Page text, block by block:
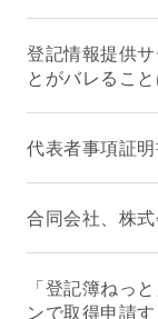
登記情報提供
とがバレるこ
代表者事項証
合同会社、株
「登記簿ねっ
ンで取得申請